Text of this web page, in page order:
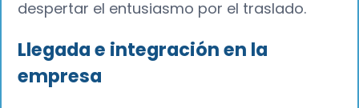
despertar el entusiasmo por el traslado.
Llegada e integración en la
empresa